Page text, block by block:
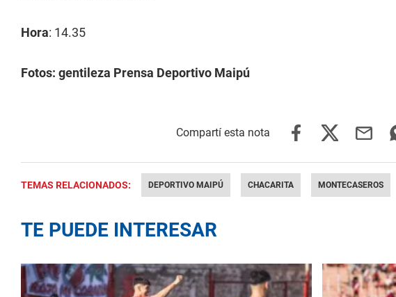
Hora: 14.35
Fotos: gentileza Prensa Deportivo Maipú
TEMAS RELACIONADOS: DEPORTIVO MAIPÚ CHACARITA MONTECASEROS
TE PUEDE INTERESAR